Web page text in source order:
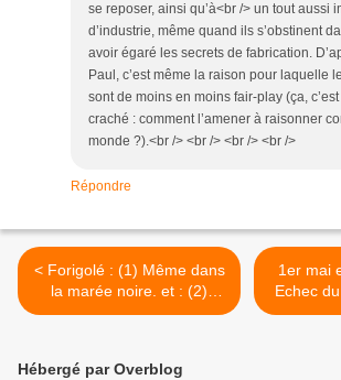
se reposer, ainsi qu’à<br /> un tout aussi
d’industrie, même quand ils s’obstinent
avoir égaré les secrets de fabrication.
Paul, c’est même la raison pour laquelle
sont de moins en moins fair-play (ça,
craché : comment l’amener à raisonner
monde ?).<br /> <br /> <br /> <br />
Répondre
< Forigolé : (1) Même dans
la marée noire. et : (2)
Méfiez-vous des jeunes.
1er mai
Echec
Hébergé par Overblog